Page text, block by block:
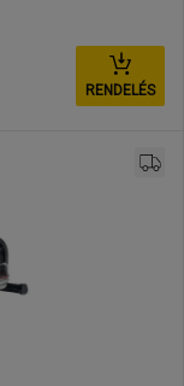
RENDELÉS